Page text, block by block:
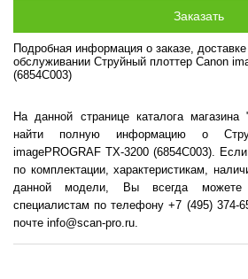
Подробная информация о заказе,
обслуживании Струйный плоттер Canon
(6854C003)
На данной странице каталога
найти полную информацию о
imagePROGRAF TX-3200 (6854C003).
по комплектации, характеристикам,
данной модели, Вы всегда можете
специалистам по телефону +7 (495) 374-
почте info@scan-pro.ru.